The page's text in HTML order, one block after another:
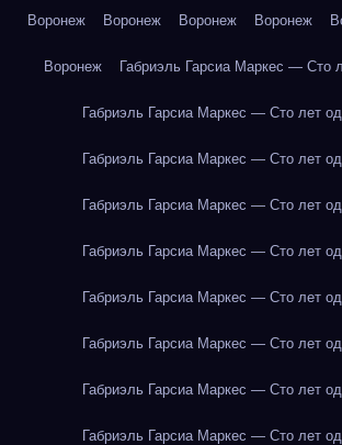
Воронеж Воронеж Воронеж Воронеж
Воронеж Габриэль Гарсиа Маркес — Сто
Габриэль Гарсиа Маркес — Сто лет
Габриэль Гарсиа Маркес — Сто лет
Габриэль Гарсиа Маркес — Сто лет
Габриэль Гарсиа Маркес — Сто лет
Габриэль Гарсиа Маркес — Сто лет
Габриэль Гарсиа Маркес — Сто лет
Габриэль Гарсиа Маркес — Сто лет
Габриэль Гарсиа Маркес — Сто лет